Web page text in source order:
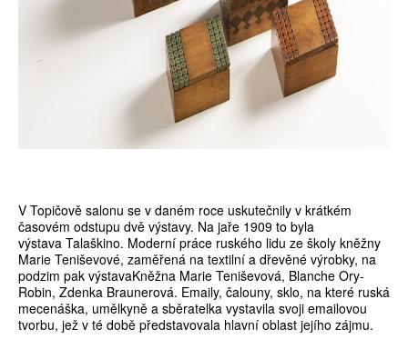
V Topičově salonu se v daném roce uskutečnily v krátkém
časovém odstupu dvě výstavy. Na jaře 1909 to byla
výstava Talaškino. Moderní práce ruského lidu ze školy kněžny
Marie Teniševové, zaměřená na textilní a dřevěné výrobky, na
podzim pak výstavaKněžna Marie Teniševová, Blanche Ory-
Robin, Zdenka Braunerová. Emaily, čalouny, sklo, na které ruská
mecenáška, umělkyně a sběratelka vystavila svoji emailovou
tvorbu, jež v té době představovala hlavní oblast jejího zájmu.